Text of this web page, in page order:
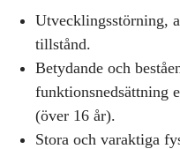
Utvecklingsstörning,
tillstånd.
Betydande och
funktionsnedsättning
(över 16 år).
Stora och varaktiga